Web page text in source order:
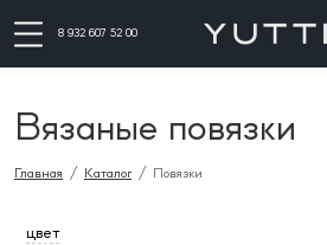
8 932 607 52 00
Вязаные повязки
Главная / Каталог/ Повязки
цвет